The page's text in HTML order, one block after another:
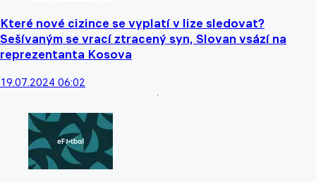
Které nové cizince se vyplatí v lize sledovat?
Sešívaným se vrací ztracený syn, Slovan vsází na
reprezentanta Kosova
19.07.2024 06:02